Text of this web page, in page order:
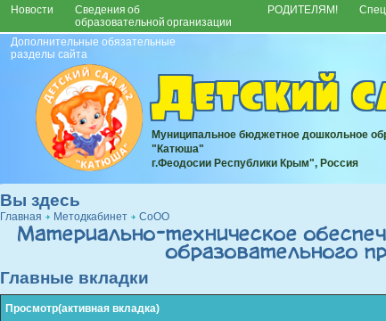
Новости
Сведения об
образовательной организации
РОДИТЕЛЯМ!
Дополнительные обязательные
разделы сайта
Детский
Муниципальное бюджетное дошкольное
"Катюша"
г.Феодосии Республики Крым", Россия
Вы здесь
Главная Методкабинет СoОО
Материально-техническое
образовательного
Главные вкладки
Просмотр(активная вкладка)